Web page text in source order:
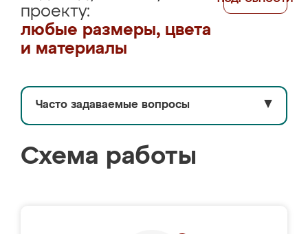
проекту:
любые размеры, цвета
и материалы
Часто задаваемые вопросы ▼
Схема работы